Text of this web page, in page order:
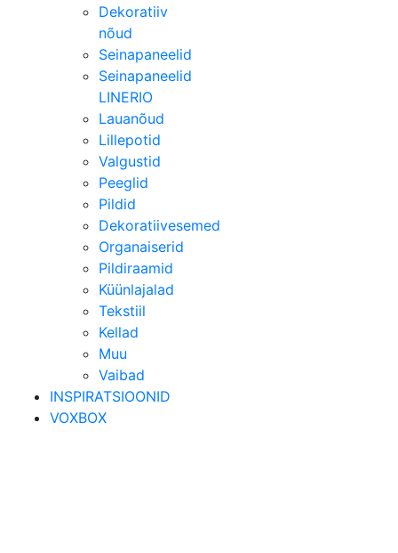
Dekoratiiv
nõud
Seinapaneelid
Seinapaneelid
LINERIO
Lauanõud
Lillepotid
Valgustid
Peeglid
Pildid
Dekoratiivesemed
Organaiserid
Pildiraamid
Küünlajalad
Tekstiil
Kellad
Muu
Vaibad
INSPIRATSIOONID
VOXBOX